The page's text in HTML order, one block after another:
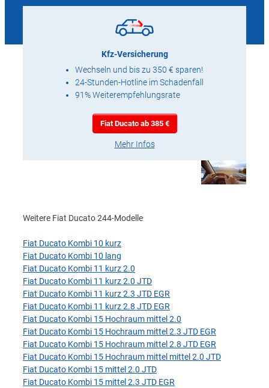
Kfz-Versicherung
Wechseln und bis zu 350 € sparen!
24-Stunden-Hotline im Schadenfall
91% Weiterempfehlungsrate
Fiat Ducato ab 385 €
Mehr Infos
Weitere Fiat Ducato 244-Modelle
Fiat Ducato Kombi 10 kurz
Fiat Ducato Kombi 10 lang
Fiat Ducato Kombi 11 kurz 2.0
Fiat Ducato Kombi 11 kurz 2.0 JTD
Fiat Ducato Kombi 11 kurz 2.3 JTD EGR
Fiat Ducato Kombi 11 kurz 2.8 JTD EGR
Fiat Ducato Kombi 15 Hochraum mittel 2.0
Fiat Ducato Kombi 15 Hochraum mittel 2.3 JTD EGR
Fiat Ducato Kombi 15 Hochraum mittel 2.8 JTD EGR
Fiat Ducato Kombi 15 Hochraum mittel mittel 2.0 JTD
Fiat Ducato Kombi 15 mittel 2.0 JTD
Fiat Ducato Kombi 15 mittel 2.3 JTD EGR